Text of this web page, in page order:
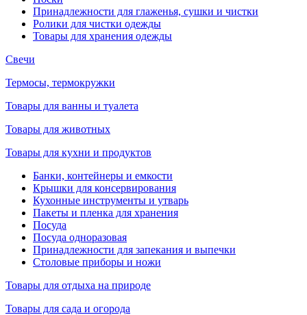
Принадлежности для глаженья, сушки и чистки
Ролики для чистки одежды
Товары для хранения одежды
Свечи
Термосы, термокружки
Товары для ванны и туалета
Товары для животных
Товары для кухни и продуктов
Банки, контейнеры и емкости
Крышки для консервирования
Кухонные инструменты и утварь
Пакеты и пленка для хранения
Посуда
Посуда одноразовая
Принадлежности для запекания и выпечки
Столовые приборы и ножи
Товары для отдыха на природе
Товары для сада и огорода